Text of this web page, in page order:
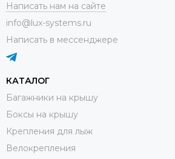
Написать нам на сайте
info@lux-systems.ru
Написать в мессенджере
КАТАЛОГ
Багажники на крышу
Боксы на крышу
Крепления для лыж
Велокрепления